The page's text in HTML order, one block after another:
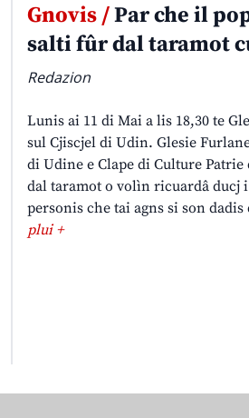
Gnovis /Par che il
salti fûr dal taramot
Redazion
Lunis ai 11 di Mai a lis 18,30 te
sul Cjiscjel di Udin. Glesie
di Udine e Clape di Culture Patrie
dal taramot o volìn ricuardâ ducj
personis che tai agns si son
plui +